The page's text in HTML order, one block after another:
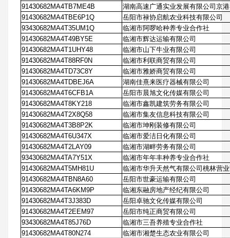
91430682MA4TB7ME4B
湖南高速广通实业发展有限公司京港
91430682MA4TBE6P1Q
岳阳市禄协启航农业科技有限公司
93430682MA4T35UM1Q
临湘市阿啰哈种养专业合作社
91430682MA4T49BY5E
临湘市辉达运输有限公司
91430682MA4T1UHY48
临湘市山下牛业有限公司
91430682MA4T88RF0N
临湘市利联商贸有限公司
91430682MA4TD73C8Y
临湘市雅娇商贸有限公司
91430682MA4TDBEJ6A
湖南佳熹来医疗器械有限公司
91430682MA4T6CFB1A
岳阳市晨旭文化传媒有限公司
91430682MA4T8KY218
临湘市鑫凯建筑劳务有限公司
91430682MA4T2X8Q58
临湘市集友信息科技有限公司
91430682MA4T3B8P2K
临湘市坤刚装修有限公司
91430682MA4T6U347X
临湘市爱洁日化有限公司
91430682MA4T2LAY09
临湘市湖畔劳务有限公司
93430682MA4TA7Y51X
临湘市年年丰种养专业合作社
91430682MA4T5MH81U
临湘市华升天然气有限公司桃林营
91430682MA4TBN8A60
岳阳市世豪运输有限公司
91430682MA4TA6KM9P
临湘东融房地产经纪有限公司
91430682MA4T3J383D
岳阳卓驰文化传媒有限公司
91430682MA4T2EEM97
岳阳市纯正商贸有限公司
93430682MA4T85J76D
临湘市三吾养殖专业合作社
91430682MA4T80N274
临湘市湘楚生态农业有限公司